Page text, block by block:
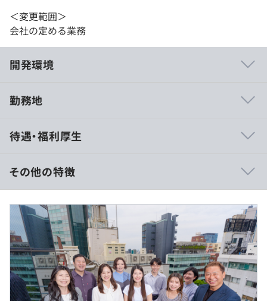
＜変更範囲＞
会社の定める業務
開発環境
◆チームで働けます
技術を極めるスペシャリストとして今後キャリアを積んで
いきたい、将来はチームやプロジェクトを率いるようなマ
ネジメントを行いたいなど、自分の思い描くキャリアビル
ドに沿った働き方ができます。
・緊急速報コミュニケーションシステム
・Search Mission（サーチミッション）など
勤務地
待遇・福利厚生
《モデル年収》
800万円／44歳エンジニア（月給49万円）
710万円／38歳エンジニア（月給42万円）
610万円／33歳エンジニア（月給36万円）
その他の特徴